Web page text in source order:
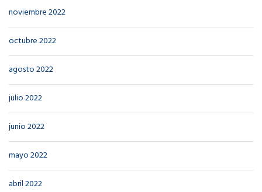
noviembre 2022
octubre 2022
agosto 2022
julio 2022
junio 2022
mayo 2022
abril 2022